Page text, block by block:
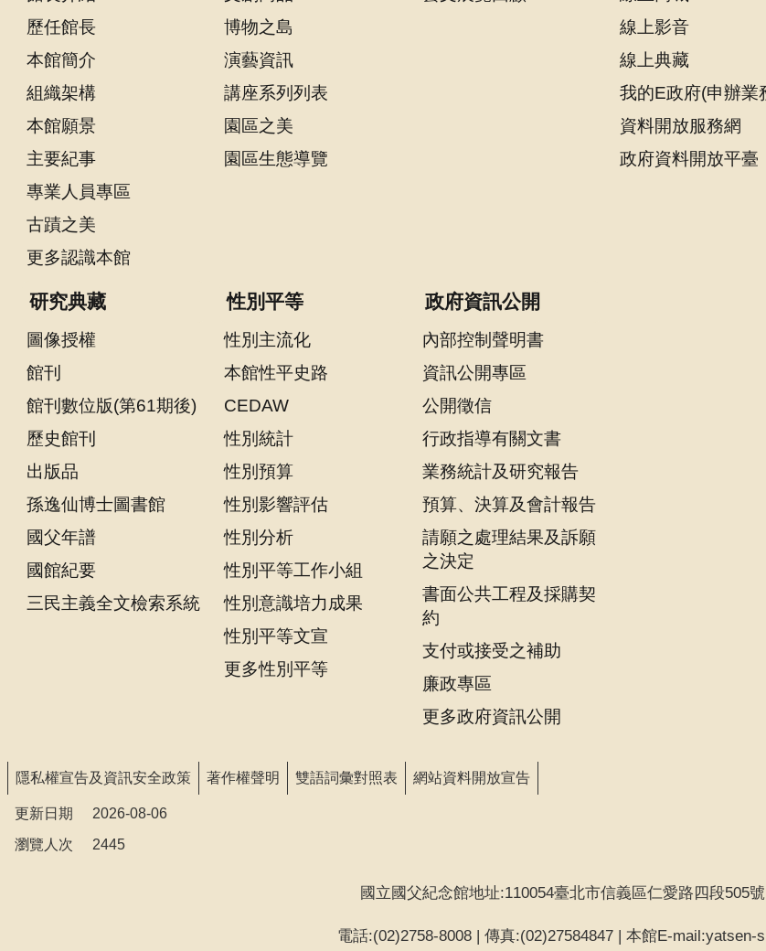
策
著
作
權
明
語
詞
對
表
站
資
料
開
放
宣
回
見
信
歷任館長
本館簡介
組織架構
本館願景
主要紀事
專業人員專區
古蹟之美
更多認識本館
博物之島
演藝資訊
講座系列列表
園區之美
園區生態導覽
線上影音
線上典藏
我的E政府(申辦業
資料開放服務網
政府資料開放平臺
研究典藏
圖像授權
館刊
館刊數位版(第61期後)
歷史館刊
出版品
孫逸仙博士圖書館
國父年譜
國館紀要
三民主義全文檢索系統
性別平等
性別主流化
本館性平史路
CEDAW
性別統計
性別預算
性別影響評估
性別分析
性別平等工作小組
性別意識培力成果
性別平等文宣
更多性別平等
政府資訊公開
內部控制聲明書
資訊公開專區
公開徵信
行政指導有關文書
業務統計及研究報告
預算、決算及會計報告
請願之處理結果及訴願
之決定
書面公共工程及採購契
約
支付或接受之補助
廉政專區
更多政府資訊公開
隱私權宣告及資訊安全政策 著作權聲明 雙語詞彙對照表 網站資料開放宣告
更新日期
2026-08-06
瀏覽人次
2445
國立國父紀念館地址:110054臺北市信義區仁愛路四段505
電話:(02)2758-8008 | 傳真:(02)27584847 | 本館E-mail:yatsen-